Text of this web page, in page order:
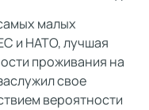
малых
и НАТО, лучшая
проживания на
свое
вероятности